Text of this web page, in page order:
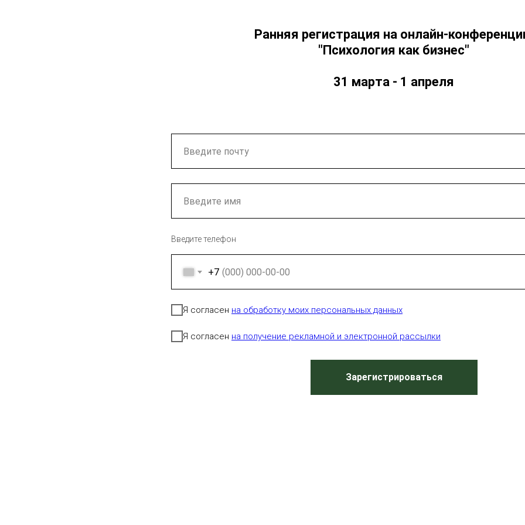
Ранняя регистрация на онлайн-
"Психология как бизнес"
31 марта - 1 апреля
Введите телефон
+7
Я согласен на обработку моих персональных данных
Я согласен на получение рекламной и электронной рассылки
Зарегистрироваться